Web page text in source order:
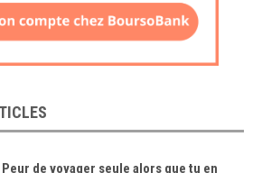
Peur de voyager seule alors que tu en